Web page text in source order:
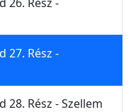
27. Rész -
28. Rész - Szellem